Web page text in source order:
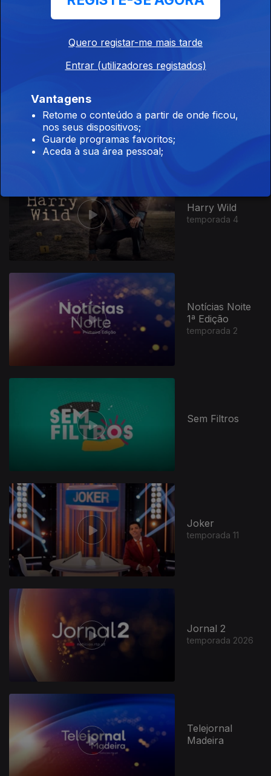
Madeira
Açores
temporada 2026
Harry Wild
temporada 4
Notícias Noite
1ª Edição
temporada 2
Sem Filtros
Joker
temporada 11
Jornal 2
temporada 2026
Telejornal
Madeira
Quero registar-me mais tarde
Entrar (utilizadores registados)
Vantagens
Retome o conteúdo a partir de onde ficou,
nos seus dispositivos;
Guarde programas favoritos;
Aceda à sua área pessoal;